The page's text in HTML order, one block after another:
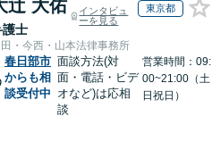
辻 大佑
護士
インタビュ
ーを見る
東京都
田・今西・山本法律事務所
春日部市
からも相
談受付中
面談方法(対
面・電話・ビデ
オなど)は応相
談
営業時間：09:
00~21:00（土
日祝日）